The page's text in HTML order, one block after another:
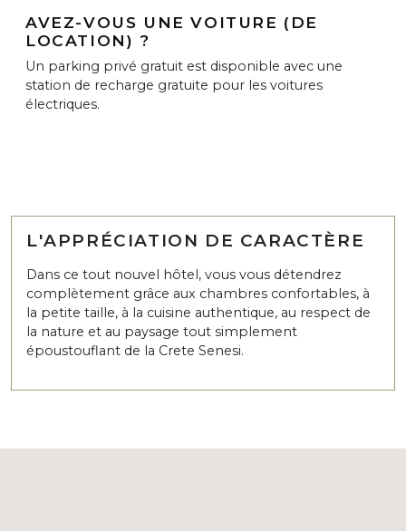
AVEZ-VOUS UNE VOITURE (DE
LOCATION) ?
Un parking privé gratuit est disponible avec une
station de recharge gratuite pour les voitures
électriques.
L'APPRÉCIATION DE CARACTÈRE
Dans ce tout nouvel hôtel, vous vous détendrez
complètement grâce aux chambres confortables, à
la petite taille, à la cuisine authentique, au respect de
la nature et au paysage tout simplement
époustouflant de la Crete Senesi.